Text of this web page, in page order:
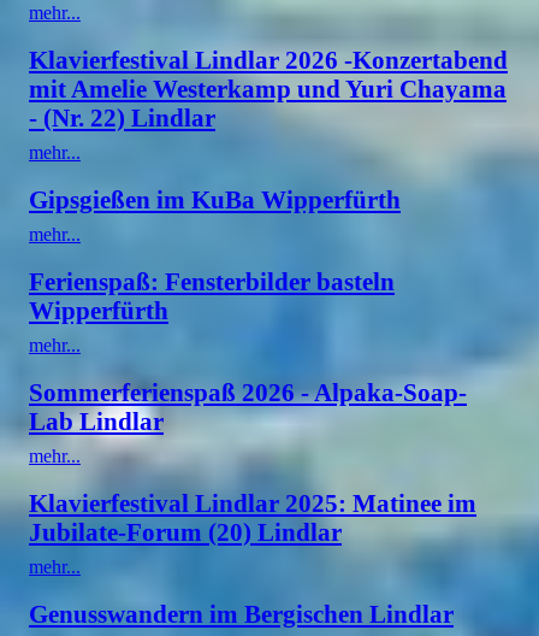
mehr...
Klavierfestival Lindlar 2026 -Konzertabend
mit Amelie Westerkamp und Yuri Chayama
- (Nr. 22) Lindlar
mehr...
Gipsgießen im KuBa Wipperfürth
mehr...
Ferienspaß: Fensterbilder basteln
Wipperfürth
mehr...
Sommerferienspaß 2026 - Alpaka-Soap-
Lab Lindlar
mehr...
Klavierfestival Lindlar 2025: Matinee im
Jubilate-Forum (20) Lindlar
mehr...
Genusswandern im Bergischen Lindlar